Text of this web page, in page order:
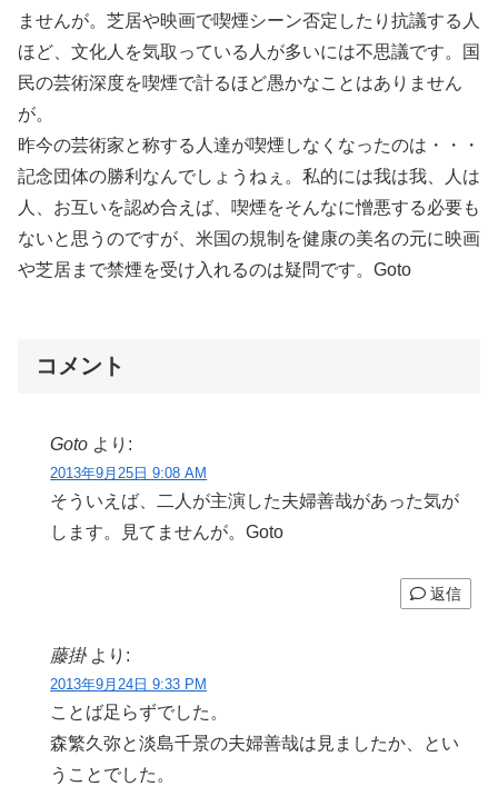
ませんが。芝居や映画で喫煙シーン否定したり抗議する人
ほど、文化人を気取っている人が多いには不思議です。国
民の芸術深度を喫煙で計るほど愚かなことはありません
が。
昨今の芸術家と称する人達が喫煙しなくなったのは・・・
記念団体の勝利なんでしょうねぇ。私的には我は我、人は
人、お互いを認め合えば、喫煙をそんなに憎悪する必要も
ないと思うのですが、米国の規制を健康の美名の元に映画
や芝居まで禁煙を受け入れるのは疑問です。Goto
コメント
Goto より:
2013年9月25日 9:08 AM
そういえば、二人が主演した夫婦善哉があった気が
します。見てませんが。Goto
返信
藤掛 より:
2013年9月24日 9:33 PM
ことば足らずでした。
森繁久弥と淡島千景の夫婦善哉は見ましたか、とい
うことでした。